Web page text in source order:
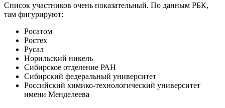
Список участников очень показательный. По данным РБК,
там фигурируют:
Росатом
Ростех
Русал
Норильский никель
Сибирское отделение РАН
Сибирский федеральный университет
Российский химико-технологический университет
имени Менделеева